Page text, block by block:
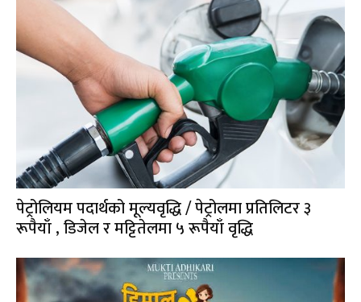
पेट्रोलियम पदार्थको मूल्यवृद्धि / पेट्रोलमा प्रतिलिटर ३
रूपैयाँ , डिजेल र मट्टितेलमा ५ रूपैयाँ वृद्धि